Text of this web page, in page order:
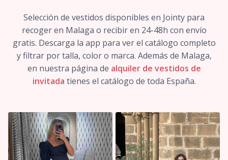
Selección de vestidos disponibles en Jointy para
recoger en Malaga o recibir en 24-48h con envío
gratis. Descarga la app para ver el catálogo completo
y filtrar por talla, color o marca. Además de Malaga,
en nuestra página de alquiler de vestidos de
invitada tienes el catálogo de toda España.